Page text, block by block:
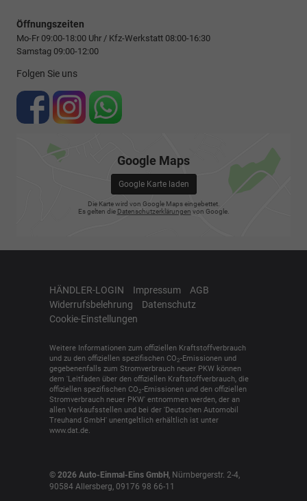
Öffnungszeiten
Mo-Fr 09:00-18:00 Uhr / Kfz-Werkstatt 08:00-16:30
Samstag 09:00-12:00
Folgen Sie uns
Google Maps
Google Karte laden
Die Karte wird von Google Maps eingebettet.
Es gelten die Datenschutzerklärungen von Google.
HÄNDLER-LOGIN Impressum
AGB
Widerrufsbelehrung
Datenschutz
Cookie-Einstellungen
Weitere Informationen zum offiziellen Kraftstoffverbrauch
und zu den offiziellen spezifischen CO2-Emissionen und
gegebenenfalls zum Stromverbrauch neuer PKW können
dem 'Leitfaden über den offiziellen Kraftstoffverbrauch, die
offiziellen spezifischen CO2-Emissionen und den offiziellen
Stromverbrauch neuer PKW' entnommen werden, der an
allen Verkaufsstellen und bei der 'Deutschen Automobil
Treuhand GmbH' unentgeltlich erhältlich ist unter
www.dat.de.
© 2026 Auto-Einmal-Eins GmbH Nürnbergerstr. 2-4
90584 Allersberg, 09176 98 66-11